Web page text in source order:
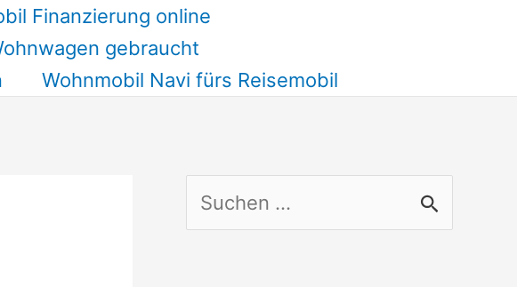
Finanzierung online
gebraucht
Wohnmobil Navi fürs Reisemobil
u